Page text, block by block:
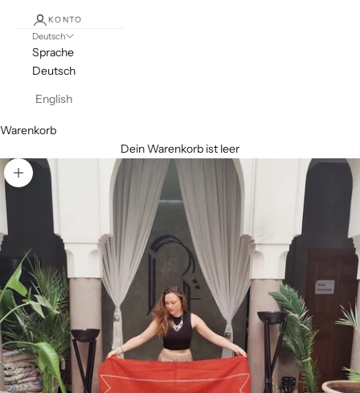
KONTO
Deutsch
Sprache
Deutsch
English
Warenkorb
Dein Warenkorb ist leer
Bild vergrößern